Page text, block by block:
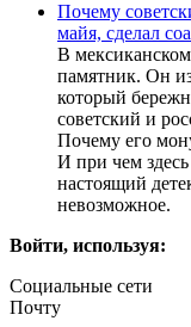
Почему
майя, сделал
В
памятник. Он
который
советский и
Почему его
И при чем
настоящий
невозможное.
Войти, используя:
Социальные сети
Почту